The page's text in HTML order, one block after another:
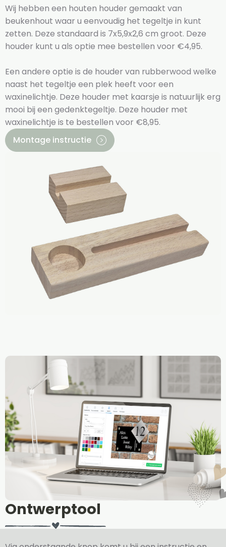
Wij hebben een houten houder gemaakt van
beukenhout waar u eenvoudig het tegeltje in kunt
zetten. Deze standaard is 7x5,9x2,6 cm groot. Deze
houder kunt u als optie mee bestellen voor €4,95.
Een andere optie is de houder van rubberwood welke
naast het tegeltje een plek heeft voor een
waxinelichtje. Deze houder met kaarsje is natuurlijk erg
mooi bij een gedenktegeltje. Deze houder met
waxinelichtje is te bestellen voor €8,95.
Montage instructie
Ontwerptool